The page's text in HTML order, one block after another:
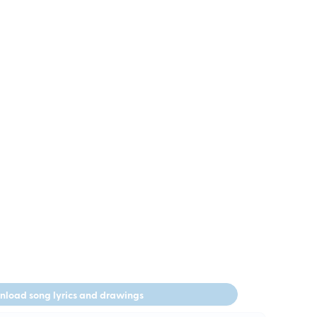
song lyrics and drawings